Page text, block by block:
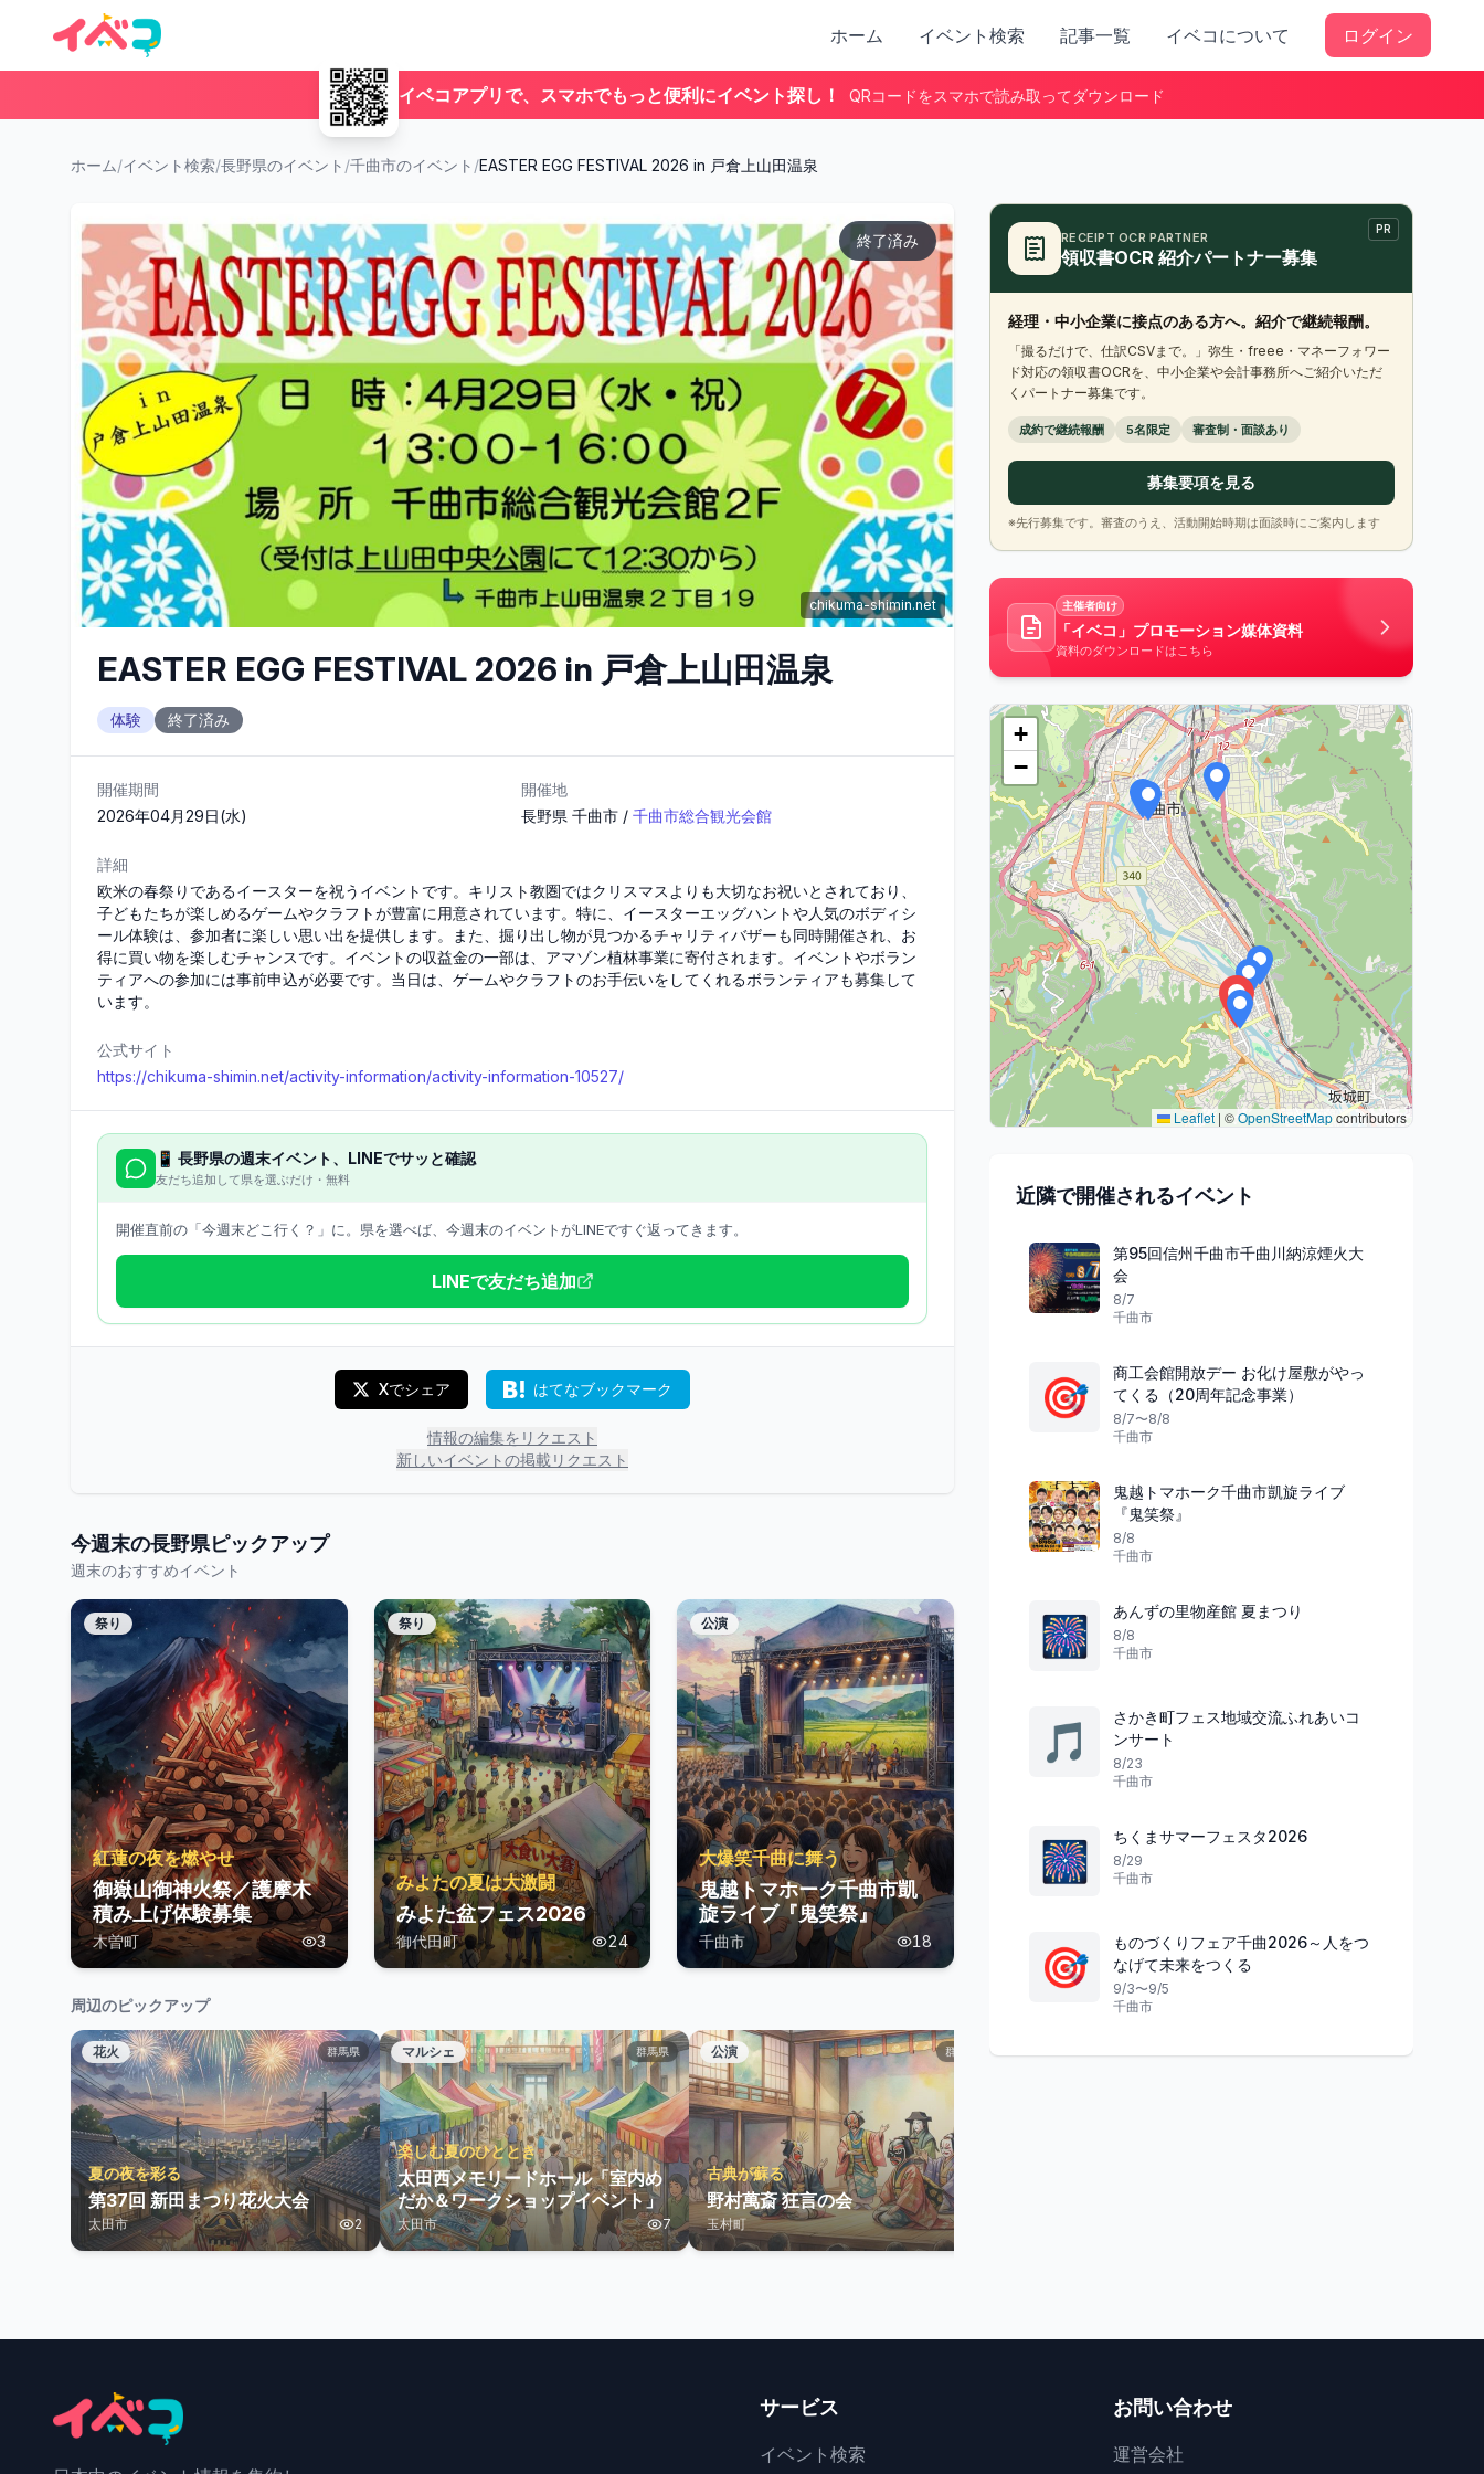
ホーム イベント検索 記事一覧 イベコについて ログイン
イベコアプリで、スマホでもっと便利にイベント探し！ QRコードをスマホで読み取ってダウンロード
ホーム/イベント検索/長野県のイベント /千曲市のイベント /EASTER EGG FESTIVAL 2026 in 戸倉上山田温泉
chikuma-shimin.net
終了済み
EASTER EGG FESTIVAL 2026 in 戸倉上山田温泉
体験 終了済み
開催期間
2026年04月29日(水)
開催地
長野県 千曲市 / 千曲市総合観光会館
詳細
欧米の春祭りであるイースターを祝うイベントです。キリスト教圏ではクリスマスよりも大切なお祝いとされており、
子どもたちが楽しめるゲームやクラフトが豊富に用意されています。特に、イースターエッグハントや人気のボディシ
ール体験は、参加者に楽しい思い出を提供します。また、掘り出し物が見つかるチャリティバザーも同時開催され、お
得に買い物を楽しむチャンスです。イベントの収益金の一部は、アマゾン植林事業に寄付されます。イベントやボラン
ティアへの参加には事前申込が必要です。当日は、ゲームやクラフトのお手伝いをしてくれるボランティアも募集して
います。
公式サイト
https://chikuma-shimin.net/activity-information/activity-information-10527/
📱 長野県の週末イベント、LINEでサッと確認
友だち追加して県を選ぶだけ・無料
開催直前の「今週末どこ行く？」に。県を選べば、今週末のイベントがLINEですぐ返ってきます。
LINEで友だち追加
Xでシェア はてなブックマーク
情報の編集をリクエスト
新しいイベントの掲載リクエスト
今週末の長野県ピックアップ
週末のおすすめイベント
祭り
紅蓮の夜を燃やせ
御嶽山御神火祭／護摩木
積み上げ体験募集
木曽町 3
祭り
みよたの夏は大激闘
みよた盆フェス2026
御代田町 24
公演
大爆笑千曲に舞う
鬼越トマホーク千曲市凱
旋ライブ『鬼笑祭』
千曲市 18
周辺のピックアップ
花火 群馬県
夏の夜を彩る
第37回 新田まつり花火大会
太田市 2
マルシェ 群馬県
楽しむ夏のひととき
太田西メモリードホール「室内め
だか＆ワークショップイベント」
太田市 7
公演 群馬県
古典が蘇る
野村萬斎 狂言の会
玉村町
祭り 祭り
PR
RECEIPT OCR PARTNER
領収書OCR 紹介パートナー募集
経理・中小企業に接点のある方へ。紹介で継続報酬。
「撮るだけで、仕訳CSVまで。」弥生・freee・マネーフォワー
ド対応の領収書OCRを、中小企業や会計事務所へご紹介いただ
くパートナー募集です。
成約で継続報酬 5名限定 審査制・面談あり
募集要項を見る
※先行募集です。審査のうえ、活動開始時期は面談時にご案内します
主催者向け
「イベコ」プロモーション媒体資料
資料のダウンロードはこちら
+
−
Leaflet | ©OpenStreetMapcontributors
近隣で開催されるイベント
第95回信州千曲市千曲川納涼煙火大
会
8/7
千曲市
🎯
商工会館開放デー お化け屋敷がやっ
てくる（20周年記念事業）
8/7〜8/8
千曲市
鬼越トマホーク千曲市凱旋ライブ
『鬼笑祭』
8/8
千曲市
🎆
あんずの里物産館 夏まつり
8/8
千曲市
🎵
さかき町フェス地域交流ふれあいコ
ンサート
8/23
千曲市
🎆
ちくまサマーフェスタ2026
8/29
千曲市
🎯
ものづくりフェア千曲2026～人をつ
なげて未来をつくる
9/3〜9/5
千曲市
サービス
イベント検索
お問い合わせ
運営会社